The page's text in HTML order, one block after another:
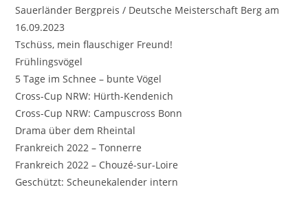
Sauerländer Bergpreis / Deutsche Meisterschaft Berg am
16.09.2023
Tschüss, mein flauschiger Freund!
Frühlingsvögel
5 Tage im Schnee – bunte Vögel
Cross-Cup NRW: Hürth-Kendenich
Cross-Cup NRW: Campuscross Bonn
Drama über dem Rheintal
Frankreich 2022 – Tonnerre
Frankreich 2022 – Chouzé-sur-Loire
Geschützt: Scheunekalender intern